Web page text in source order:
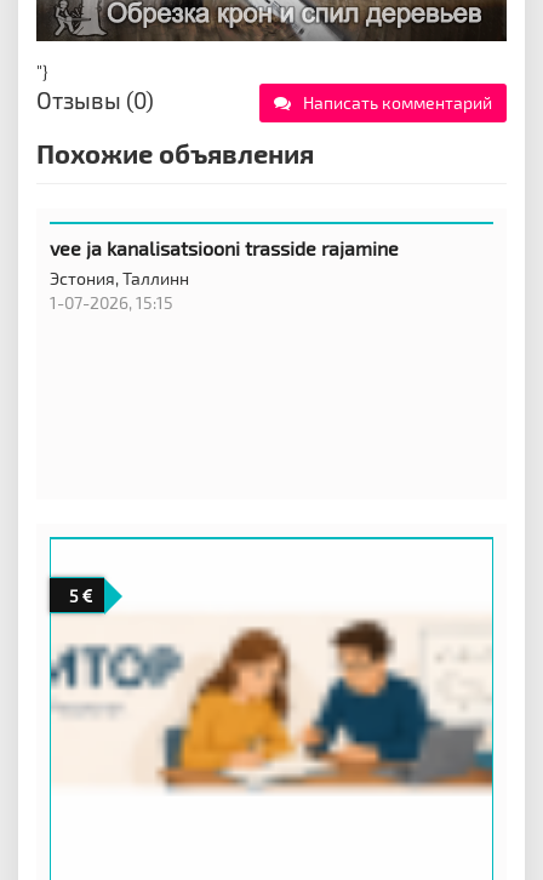
"}
Отзывы (0) Написать комментарий
Похожие объявления
vee ja kanalisatsiooni trasside rajamine
Эстония,Таллинн
1-07-2026, 15:15
5